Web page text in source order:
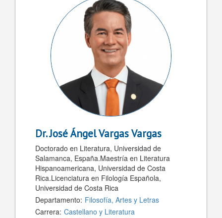
Dr.José Ángel Vargas Vargas
Doctorado en Literatura, Universidad de
Salamanca, España.Maestría en Literatura
Hispanoamericana, Universidad de Costa
Rica.Licenciatura en Filología Española,
Universidad de Costa Rica
Departamento: Filosofía, Artes y Letras
Carrera: Castellano y Literatura